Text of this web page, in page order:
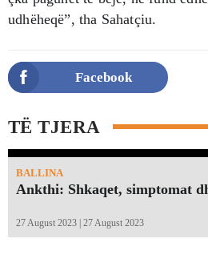
udhëheqë”, tha Sahatçiu.
Facebook
TË TJERA
BALLINA
Ankthi: Shkaqet, simptomat
27 August 2023 | 27 August 2023